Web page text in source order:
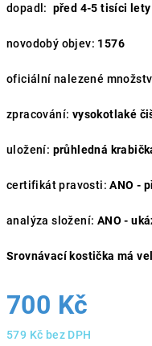
dopadl: před 4-5 tisíci lety
novodobý objev: 1576
oficiální nalezené
zpracování: vysokotlaké
uložení: průhledná
certifikát pravosti: ANO -
analýza složení: ANO -
Srovnávací kostička má
700 Kč
579 Kč bez DPH